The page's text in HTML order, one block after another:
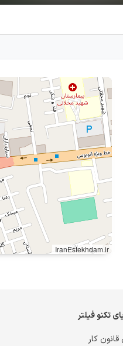
IranEstekhdam.ir
تکنو فیلتر
کار